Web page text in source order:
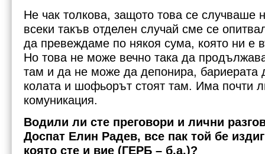
Не чак толкова, защото това се случваше
всеки такъв отделен случай сме се
да превеждаме по някоя сума, която ни е
Но това не може вечно така да
там и да не може да депонира, бариерата
колата и шофьорът стоят там. Има почти
комуникация.
Водили ли сте преговори и лични
Доспат Елин Радев, все пак той бе
която сте и вие (ГЕРБ – б.а.)?